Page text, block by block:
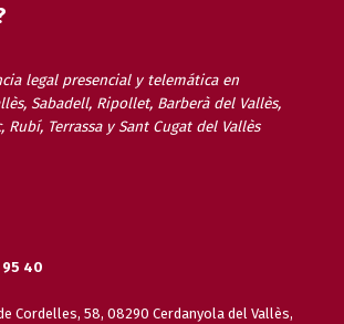
legal presencial y telemática en
Sabadell, Ripollet, Barberà del Vallès,
Rubí, Terrassa y Sant Cugat del Vallès
40
Cordelles, 58, 08290 Cerdanyola del Vallès,